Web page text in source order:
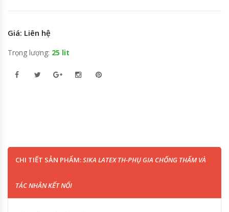
Giá: Liên hệ
Trọng lượng: 25 lit
CHI TIẾT SẢN PHẨM:SIKA LATEX TH-PHỤ GIA CHỐNG THẤM VÀ
TÁC NHÂN KẾT NỐI